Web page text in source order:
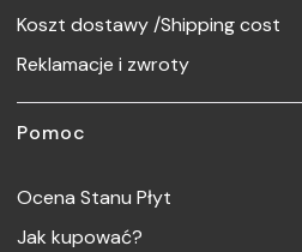
Koszt dostawy /Shipping cost
Reklamacje i zwroty
Pomoc
Ocena Stanu Płyt
Jak kupować?